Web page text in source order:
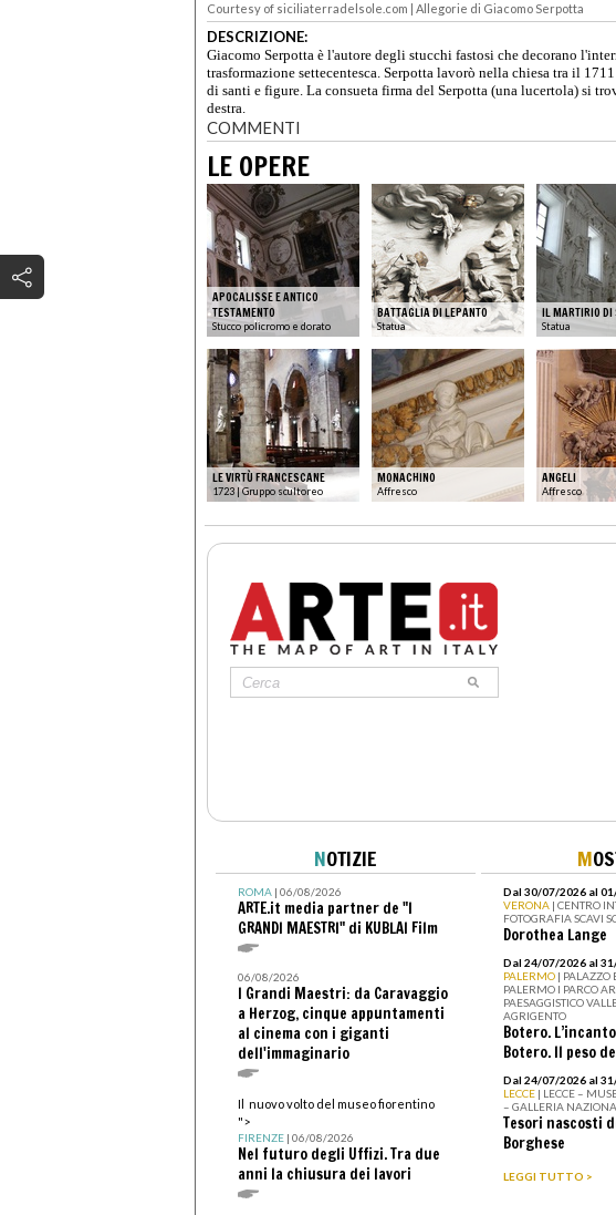
Courtesy of siciliaterradelsole.com | Allegorie di Giacomo Serpotta
DESCRIZIONE:
Giacomo Serpotta è l'autore degli stucchi fastosi che decorano
trasformazione settecentesca. Serpotta lavorò nella chiesa tra il
di santi e figure. La consueta firma del Serpotta (una lucertola) si
destra.
COMMENTI
LE OPERE
APOCALISSE E ANTICO
TESTAMENTO
Stucco policromo e dorato
BATTAGLIA DI LEPANTO
Statua
IL MARTIRIO DI
Statua
LE VIRTÙ FRANCESCANE
1723 | Gruppo scultoreo
MONACHINO
Affresco
ANGELI
Affresco
NOTIZIE
ROMA| 06/08/2026
ARTE.it media partner de "I
GRANDI MAESTRI" di KUBLAI Film
06/08/2026
I Grandi Maestri: da Caravaggio
a Herzog, cinque appuntamenti
al cinema con i giganti
dell'immaginario
Il nuovo volto del museo fiorentino
">
FIRENZE| 06/08/2026
Nel futuro degli Uffizi. Tra due
anni la chiusura dei lavori
M
Dal 30/07/2026 al
VERONA | CENTRO
FOTOGRAFIA SCAVI
Dorothea Lange
Dal 24/07/2026 al
PALERMO | PALAZZO
PALERMO I PARCO
PAESAGGISTICO
AGRIGENTO
Botero.
Botero. Il peso
Dal 24/07/2026 al
LECCE | LECCE –
– GALLERIA
Tesori nascosti
Borghese
LEGGI TUTTO >